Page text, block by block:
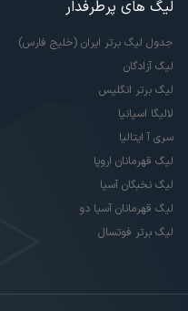
لیگ های پرطرفدار
جدول لیگ برتر ایران (خلیج فارس)
لیگ آزادگان
لیگ برتر انگلیس
لالیگا اسپانیا
سری آ ایتالیا
لیگ قهرمانان اروپا
لیگ نخبگان آسیا
لیگ قهرمانان آسیا دو
لیگ برتر فوتسال